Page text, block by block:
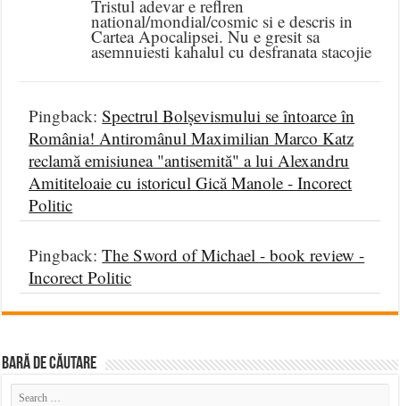
Tristul adevar e reflren
national/mondial/cosmic si e descris in
Cartea Apocalipsei. Nu e gresit sa
asemnuiesti kahalul cu desfranata stacojie
Pingback:Spectrul Bolșevismului se întoarce în
România! Antiromânul Maximilian Marco Katz
reclamă emisiunea "antisemită" a lui Alexandru
Amititeloaie cu istoricul Gică Manole - Incorect
Politic
Pingback:The Sword of Michael - book review -
Incorect Politic
BARĂ DE CĂUTARE